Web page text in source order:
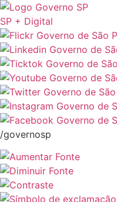
SP + Digital
/governosp